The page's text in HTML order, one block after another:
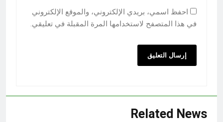
احفظ اسمي، بريدي الإلكتروني، والموقع الإلكتروني
في هذا المتصفح لاستخدامها المرة المقبلة في تعليقي.
Related News